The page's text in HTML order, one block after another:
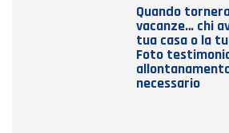
Quando
vacanze… chi
tua casa o la
Foto
necessario